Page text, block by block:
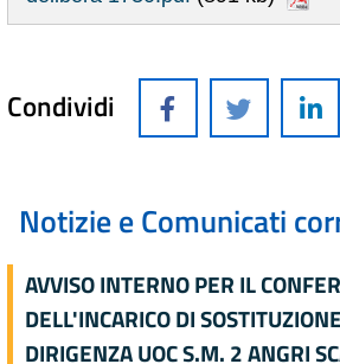
Condividi
Notizie e Comunicati
AVVISO INTERNO PER IL
DELL'INCARICO DI
DIRIGENZA UOC S.M. 2 ANGRI